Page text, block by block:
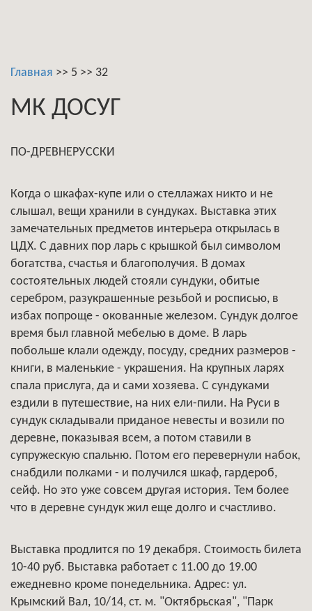
Главная >> 5 >> 32
МК ДОСУГ
ПО-ДРЕВНЕРУССКИ
Когда о шкафах-купе или о стеллажах никто и не
слышал, вещи хранили в сундуках. Выставка этих
замечательных предметов интерьера открылась в
ЦДХ. С давних пор ларь с крышкой был символом
богатства, счастья и благополучия. В домах
состоятельных людей стояли сундуки, обитые
серебром, разукрашенные резьбой и росписью, в
избах попроще - окованные железом. Сундук долгое
время был главной мебелью в доме. В ларь
побольше клали одежду, посуду, средних размеров -
книги, в маленькие - украшения. На крупных ларях
спала прислуга, да и сами хозяева. С сундуками
ездили в путешествие, на них ели-пили. На Руси в
сундук складывали приданое невесты и возили по
деревне, показывая всем, а потом ставили в
супружескую спальню. Потом его перевернули набок,
снабдили полками - и получился шкаф, гардероб,
сейф. Но это уже совсем другая история. Тем более
что в деревне сундук жил еще долго и счастливо.
Выставка продлится по 19 декабря. Стоимость билета
10-40 руб. Выставка работает с 11.00 до 19.00
ежедневно кроме понедельника. Адрес: ул.
Крымский Вал, 10/14, ст. м. "Октябрьская", "Парк